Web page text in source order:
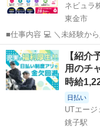
ネビュラ
東金市
■仕事内容 💻 ＼未経験か
高時給1,600円～1,800円
で即日勤務も可能！／ ファッション通販サイトやオフィス家具、ポケ
ット...
千葉 東金市 事務
【紹介
用のチ
時給
日払い
UTエージ
銚子駅